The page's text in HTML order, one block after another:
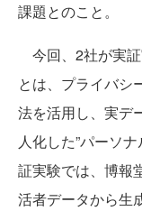
課題とのこと。
今回、2社が実証
とは、プライバシ
法を活用し、実デ
人化した”パーソ
証実験では、博報
活者データから生